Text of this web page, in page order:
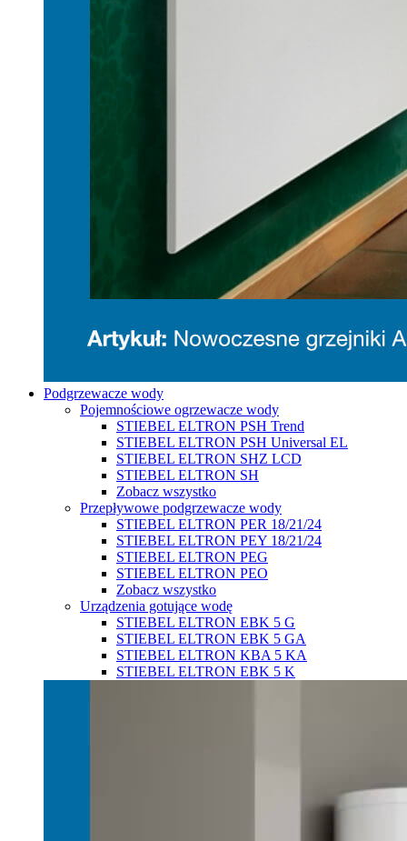
Podgrzewacze wody
Pojemnościowe ogrzewacze wody
STIEBEL ELTRON PSH Trend
STIEBEL ELTRON PSH Universal EL
STIEBEL ELTRON SHZ LCD
STIEBEL ELTRON SH
Zobacz wszystko
Przepływowe podgrzewacze wody
STIEBEL ELTRON PER 18/21/24
STIEBEL ELTRON PEY 18/21/24
STIEBEL ELTRON PEG
STIEBEL ELTRON PEO
Zobacz wszystko
Urządzenia gotujące wodę
STIEBEL ELTRON EBK 5 G
STIEBEL ELTRON EBK 5 GA
STIEBEL ELTRON KBA 5 KA
STIEBEL ELTRON EBK 5 K